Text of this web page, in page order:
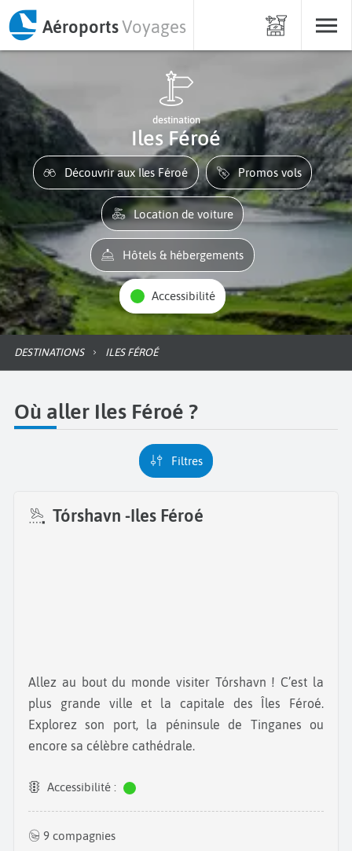
AéroportsVoyages
destination
Iles Féroé
Découvrir aux Iles Féroé Promos vols
Location de voiture
Hôtels & hébergements
Accessibilité
DESTINATIONS ILES FÉROÉ
Où aller Iles Féroé ?
Filtres
Tórshavn -Iles Féroé
Allez au bout du monde visiter Tórshavn ! C’est la
plus grande ville et la capitale des Îles Féroé.
Explorez son port, la péninsule de Tinganes ou
encore sa célèbre cathédrale.
Accessibilité :
9 compagnies